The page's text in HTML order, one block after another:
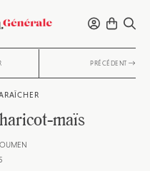
PRÉCÉDENT
maïs